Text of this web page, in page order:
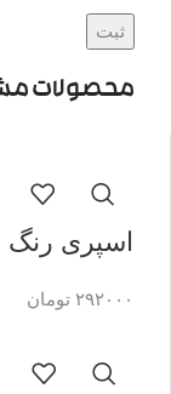
محصولات
اسپری رنگ
۲۹۲۰۰۰ تومان